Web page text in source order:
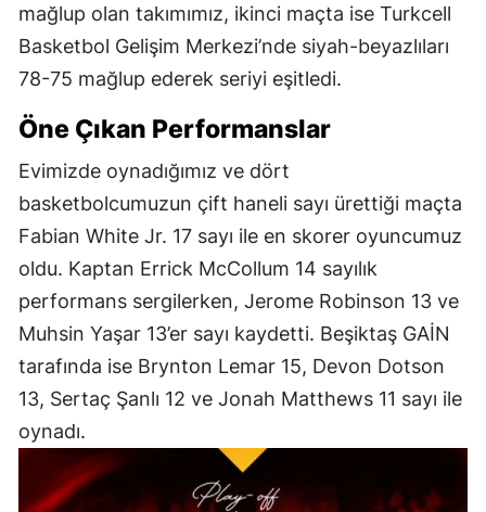
mağlup olan takımımız, ikinci maçta ise Turkcell
Basketbol Gelişim Merkezi’nde siyah-beyazlıları
78-75 mağlup ederek seriyi eşitledi.
Öne Çıkan Performanslar
Evimizde oynadığımız ve dört
basketbolcumuzun çift haneli sayı ürettiği maçta
Fabian White Jr. 17 sayı ile en skorer oyuncumuz
oldu. Kaptan Errick McCollum 14 sayılık
performans sergilerken, Jerome Robinson 13 ve
Muhsin Yaşar 13’er sayı kaydetti. Beşiktaş GAİN
tarafında ise Brynton Lemar 15, Devon Dotson
13, Sertaç Şanlı 12 ve Jonah Matthews 11 sayı ile
oynadı.